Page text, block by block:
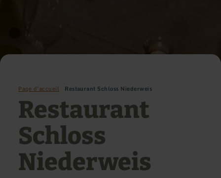
Page d'accueil Restaurant Schloss Niederweis
Restaurant
Schloss
Niederweis